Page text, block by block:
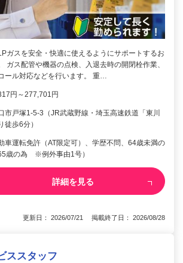
ガスを安全・快適に使えるようにサポートするお
ガス配管や機器の点検、入退去時の開閉栓作業、
ール対応などを行います。 重…
円～277,701円
市戸塚1-5-3（JR武蔵野線・埼玉高速鉄道「東川
徒歩6分）
車運転免許（AT限定可）、学歴不問、64歳未満の
歳の為 ※例外事由1号）
詳細を見る
更新日： 2026/07/21 掲載終了日： 2026/08/28
ススタッフ